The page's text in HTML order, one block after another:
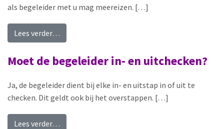
als begeleider met u mag meereizen. […]
Lees verder…
Moet de begeleider in- en uitchecken?
Ja, de begeleider dient bij elke in- en uitstap in of uit te
checken. Dit geldt ook bij het overstappen. […]
Lees verder…